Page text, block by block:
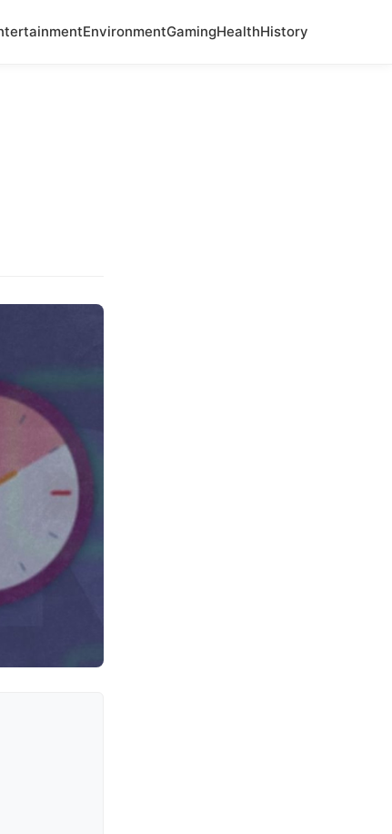
EnvironmentGamingHealthHistory